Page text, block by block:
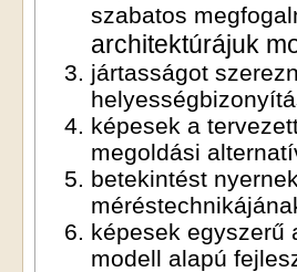
szabatos
architektúrájuk
jártasságot
képesek a
megoldási
betekintést
képesek egyszerű
modell alapú